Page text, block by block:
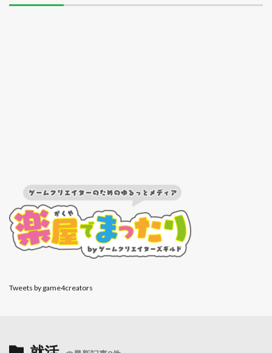
Tweets by game4creators